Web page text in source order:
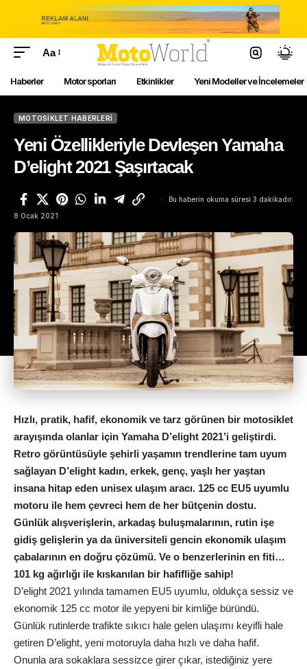
Aa
Haberler Motor sporları Etkinlikler Yeni Modeller ve İncelemeler
MOTOSIKLET HABERLERI
Yeni Özellikleriyle Devleşen Yamaha
D’elight 2021 Şaşırtacak
8 Ocak 2021
Bu haberin okuma süresi 3 dakikadır.
Hızlı, pratik, hafif, ekonomik ve tarz görünen bir motosiklet
arayışında olanlar için Yamaha D’elight 2021’i geliştirdi.
Retro görüntüsüyle şehirli yaşamın trendlerine tam uyum
sağlayan D’elight kadın, erkek, genç, yaşlı her yaştan
insana hitap eden unisex ulaşım aracı. 125 cc EU5 uyumlu
motoru ile hem çevreci hem de her bütçenin dostu.
Günlük alışverişlerin, arkadaş buluşmalarının, rutin işe
gidiş gelişlerin ya da üniversiteli gencin ekonomik ulaşım
çabalarının en doğru çözümü. Ve o benzerlerinin en fiti…
101 kg ağırlığı ile kıskanılan bir hafifliğe sahip!
D’elight 2021 yılında tamamen EU5 uyumlu, oldukça sessiz ve
ekonomik 125 cc motor ile yepyeni bir kimliğe büründü.
Günlük rutinlerde trafikte sıkıcı hale gelen ulaşımı keyifli hale
getiren D’elight, yeni motoruyla daha hızlı ve daha hafif.
Onunla ara sokaklara sessizce girer çıkar, istediğiniz yere